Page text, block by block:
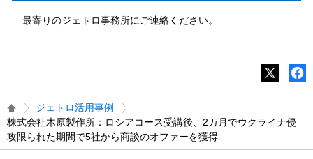
最寄りのジェトロ事務所にご連絡ください。
ジェトロ活用事例
株式会社木原製作所：ロシアコース受講後、2カ月でウクライナ侵
攻限られた期間で5社から商談のオファーを獲得